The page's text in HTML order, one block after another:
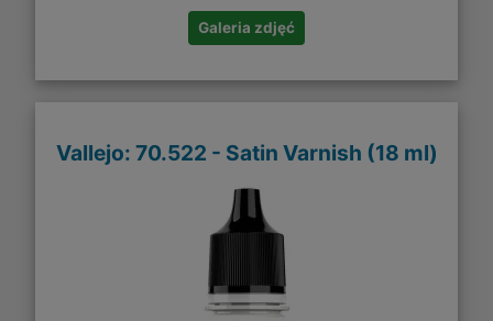
Galeria zdjęć
Vallejo: 70.522 - Satin Varnish (18 ml)